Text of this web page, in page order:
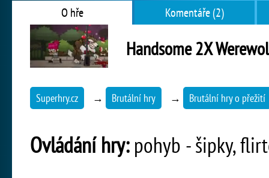
O hře Komentáře (2)
Handsome 2X
Superhry.cz → Brutální hry → Brutální hry o přežití
Ovládání hry:pohyb - šipky,